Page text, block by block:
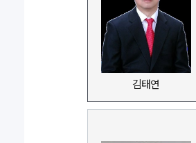
김태연